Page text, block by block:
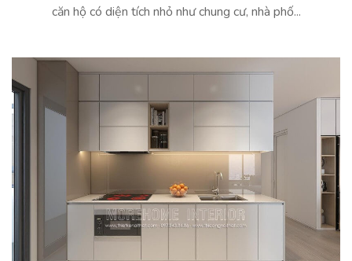
căn hộ có diện tích nhỏ như chung cư, nhà phố...